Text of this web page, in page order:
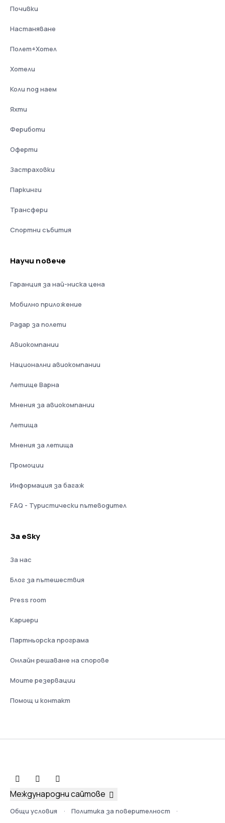
Почивки
Настаняване
Полет+Хотел
Хотели
Коли под наем
Яхти
Фериботи
Оферти
Застраховки
Паркинги
Трансфери
Спортни събития
Научи повече
Гаранция за най-ниска цена
Мобилно приложение
Радар за полети
Авиокомпании
Национални авиокомпании
Летище Варна
Мнения за авиокомпании
Летища
Мнения за летища
Промоции
Информация за багаж
FAQ - Туристически пътеводител
За eSky
За нас
Блог за пътешествия
Press room
Кариери
Партньорска програма
Онлайн решаване на спорове
Моите резервации
Помощ и контакт
Общи условия Политика за поверителност
Международни сайтове